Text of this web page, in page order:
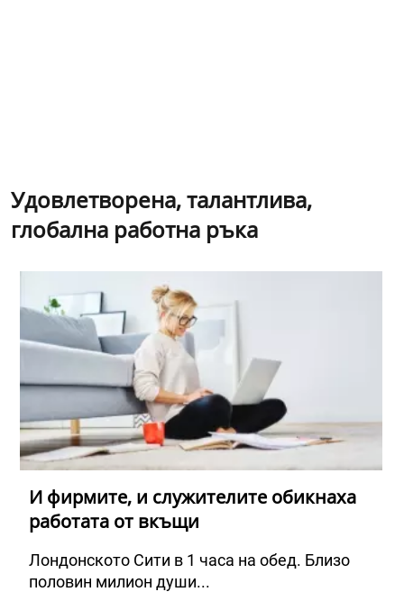
Удовлетворена, талантлива,
глобална работна ръка
И фирмите, и служителите обикнаха
работата от вкъщи
Лондонското Сити в 1 часа на обед. Близо
половин милион души...